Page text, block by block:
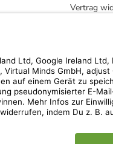
Vertrag
* Streichpreise entsprechen der